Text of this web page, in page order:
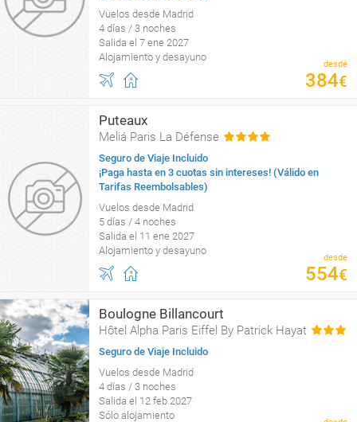
Vuelos desde Madrid
4 días / 3 noches
Salida el 7 ene 2027
Alojamiento y desayuno
desde
384€
Puteaux
Meliá Paris La Défense
Seguro de Viaje Incluido
¡Paga hasta en 3 cuotas sin intereses! (Válido en
Tarifas Reembolsables)
Vuelos desde Madrid
5 días / 4 noches
Salida el 11 ene 2027
Alojamiento y desayuno
desde
554€
Boulogne Billancourt
Hôtel Alpha Paris Eiffel By Patrick Hayat
Seguro de Viaje Incluido
Vuelos desde Madrid
4 días / 3 noches
Salida el 12 feb 2027
Sólo alojamiento